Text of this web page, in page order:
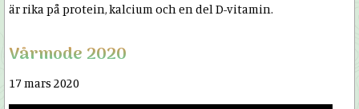
är rika på protein, kalcium och en del D-vitamin.
Vårmode 2020
17 mars 2020